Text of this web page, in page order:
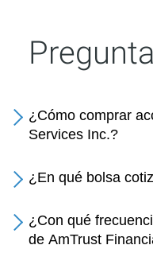
¿Cómo comprar
Services Inc.?
¿En qué bolsa
¿Con qué
de AmTrust